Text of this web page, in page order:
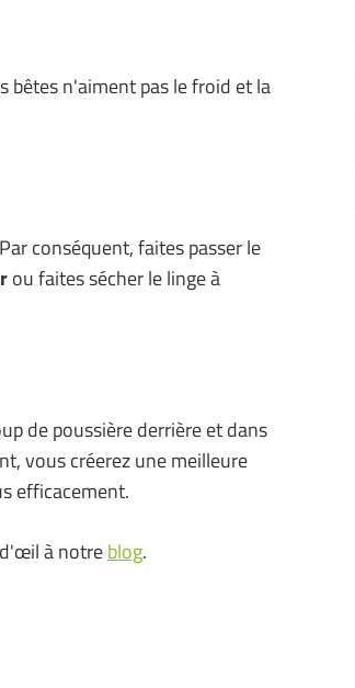
bêtes n'aiment pas le froid et la
conséquent, faites passer le
ou faites sécher le linge à
de poussière derrière et dans
vous créerez une meilleure
efficacement.
d'œil à notreblog.